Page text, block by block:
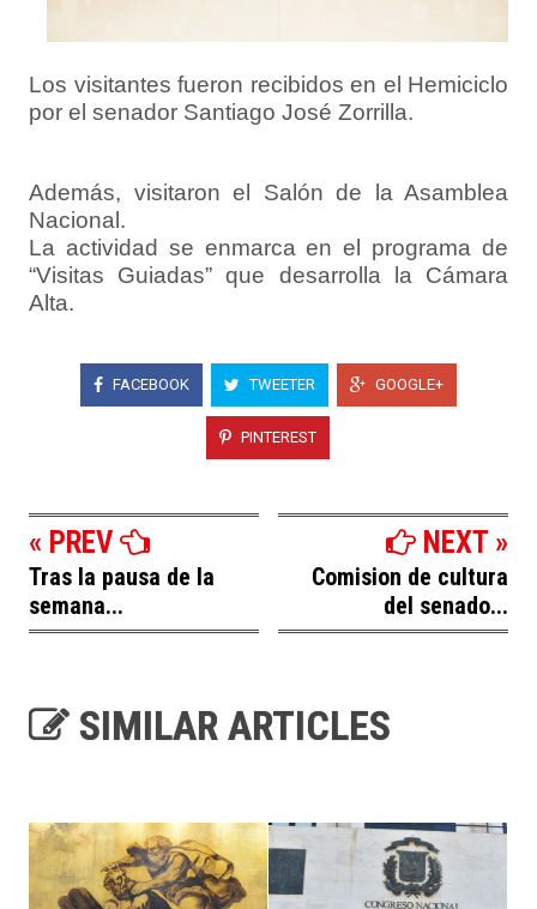
Los visitantes fueron recibidos en el Hemiciclo
por el senador Santiago José Zorrilla.
Además, visitaron el Salón de la Asamblea
Nacional.
La actividad se enmarca en el programa de
“Visitas Guiadas” que desarrolla la Cámara
Alta.
FACEBOOK TWEETER GOOGLE+
PINTEREST
« PREV
Tras la pausa de la
semana...
NEXT »
Comision de cultura
del senado...
SIMILAR ARTICLES